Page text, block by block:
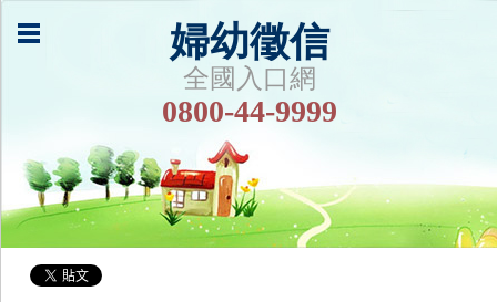
婦幼徵信
全國入口網
0800-44-9999